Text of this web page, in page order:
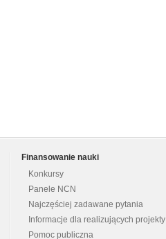
Finansowanie nauki
Konkursy
Panele NCN
Najczęściej zadawane pytania
Informacje dla realizujących projekty
Pomoc publiczna